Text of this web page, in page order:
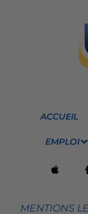
ACCUEIL
EMPLOI
MENTIONS